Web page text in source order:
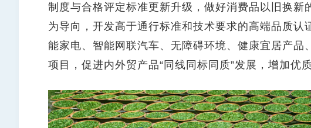
制度与合格评定标准更新升级，做好消费品以旧换新
为导向，开发高于通行标准和技术要求的高端品质认
能家电、智能网联汽车、无障碍环境、健康宜居产品
项目，促进内外贸产品“同线同标同质”发展，增加优